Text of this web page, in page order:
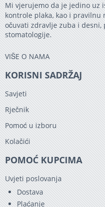
Mi vjerujemo da je jedino uz
kontrole plaka, kao i pravilnu
očuvati zdravlje zuba i
stomatologije.
VIŠE O NAMA
KORISNI SADRŽAJ
Savjeti
Rječnik
Pomoć u izboru
Kolačići
POMOĆ KUPCIMA
Uvjeti poslovanja
Dostava
Plaćanje